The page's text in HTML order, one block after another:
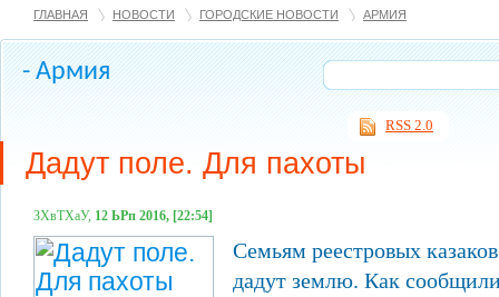
ГЛАВНАЯ НОВОСТИ ГОРОДСКИЕ НОВОСТИ АРМИЯ
- Армия
RSS 2.0
Дадут поле. Для пахоты
ЗХвТХаУ, 12 ЬРп 2016, [22:54]
Семьям реестровых
дадут землю. Как